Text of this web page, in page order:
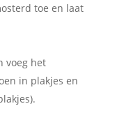
toe en laat
voeg het
in plakjes en